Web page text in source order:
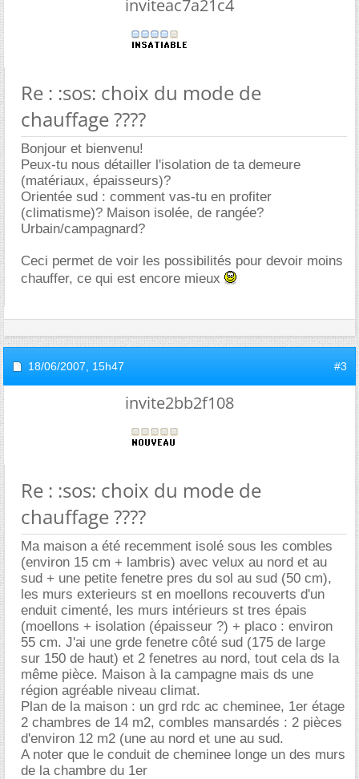
inviteac7a21c4
Re : :sos: choix du mode de
chauffage ????
Bonjour et bienvenu!
Peux-tu nous détailler l'isolation de ta demeure
(matériaux, épaisseurs)?
Orientée sud : comment vas-tu en profiter
(climatisme)? Maison isolée, de rangée?
Urbain/campagnard?
Ceci permet de voir les possibilités pour devoir moins
chauffer, ce qui est encore mieux
18/06/2007, 15h47 #3
invite2bb2f108
Re : :sos: choix du mode de
chauffage ????
Ma maison a été recemment isolé sous les combles
(environ 15 cm + lambris) avec velux au nord et au
sud + une petite fenetre pres du sol au sud (50 cm),
les murs exterieurs st en moellons recouverts d'un
enduit cimenté, les murs intérieurs st tres épais
(moellons + isolation (épaisseur ?) + placo : environ
55 cm. J'ai une grde fenetre côté sud (175 de large
sur 150 de haut) et 2 fenetres au nord, tout cela ds la
même pièce. Maison à la campagne mais ds une
région agréable niveau climat.
Plan de la maison : un grd rdc ac cheminee, 1er étage
2 chambres de 14 m2, combles mansardés : 2 pièces
d'environ 12 m2 (une au nord et une au sud.
A noter que le conduit de cheminee longe un des murs
de la chambre du 1er